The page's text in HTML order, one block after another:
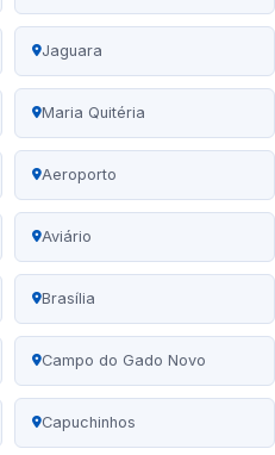
Jaguara
Maria Quitéria
Aeroporto
Aviário
Brasília
Campo do Gado Novo
Capuchinhos